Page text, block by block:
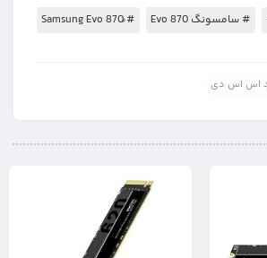
# سامسونگ Evo 870 # ُSamsung Evo 870
اس اس دی